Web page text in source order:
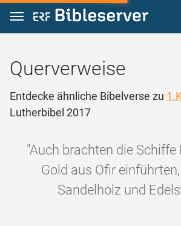
Zum Inhalt springen
Querverweise
Entdecke ähnliche Bibelverse zu
Lutherbibel 2017
"Auch brachten die Schiffe
Gold aus Ofir einführten,
Sandelholz und